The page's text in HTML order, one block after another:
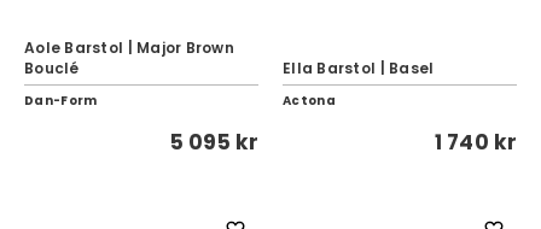
Aole Barstol | Major Brown
Bouclé
Dan-Form
5 095 kr
Ella Barstol | Basel
Actona
1 740 kr